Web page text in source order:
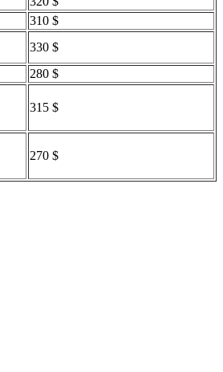
310 $
330 $
280 $
315 $
270 $